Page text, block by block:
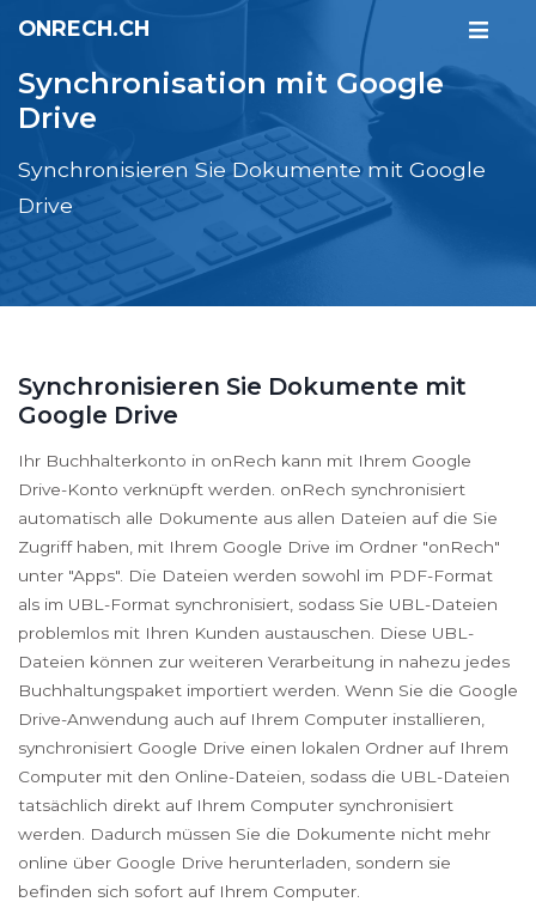
ONRECH.CH
Synchronisation mit Google
Drive
Synchronisieren Sie Dokumente mit Google
Drive
Synchronisieren Sie Dokumente mit
Google Drive
Ihr Buchhalterkonto in onRech kann mit Ihrem Google
Drive-Konto verknüpft werden. onRech synchronisiert
automatisch alle Dokumente aus allen Dateien auf die Sie
Zugriff haben, mit Ihrem Google Drive im Ordner "onRech"
unter "Apps". Die Dateien werden sowohl im PDF-Format
als im UBL-Format synchronisiert, sodass Sie UBL-Dateien
problemlos mit Ihren Kunden austauschen. Diese UBL-
Dateien können zur weiteren Verarbeitung in nahezu jedes
Buchhaltungspaket importiert werden. Wenn Sie die Google
Drive-Anwendung auch auf Ihrem Computer installieren,
synchronisiert Google Drive einen lokalen Ordner auf Ihrem
Computer mit den Online-Dateien, sodass die UBL-Dateien
tatsächlich direkt auf Ihrem Computer synchronisiert
werden. Dadurch müssen Sie die Dokumente nicht mehr
online über Google Drive herunterladen, sondern sie
befinden sich sofort auf Ihrem Computer.